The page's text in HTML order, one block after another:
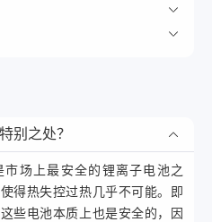
别之处？
市场上最安全的锂离子电池之
得热失控过热几乎不可能。即
些电池本质上也是安全的，因